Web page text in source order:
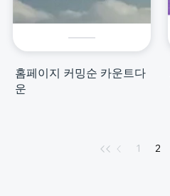
홈페이지 커밍순 카운트다
운
1 2